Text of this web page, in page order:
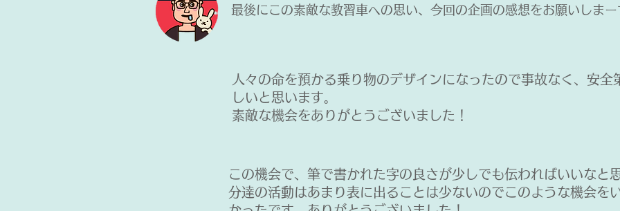
最後にこの素敵な教習車への思い、今回の企画の感想をお願いしまー
人々の命を預かる乗り物のデザインになったので事故なく、安全
しいと思います。
素敵な機会をありがとうございました！
この機会で、筆で書かれた字の良さが少しでも伝わればいいなと
分達の活動はあまり表に出ることは少ないのでこのような機会を